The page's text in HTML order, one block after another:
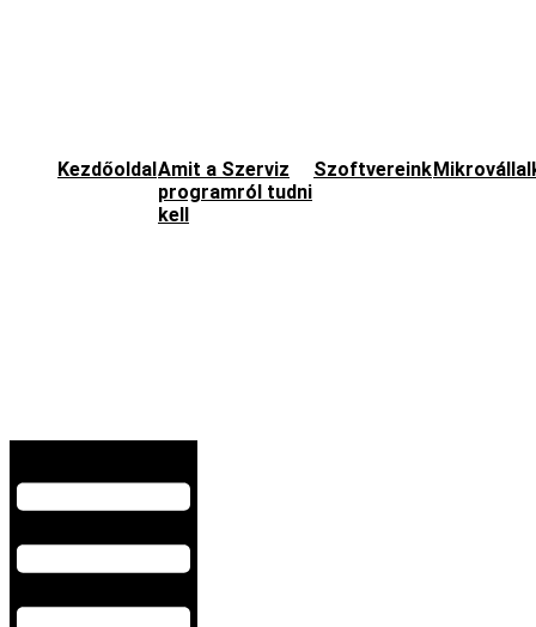
KezdőoldalAmit a Szerviz
programról tudni
kell
Szoftvereink